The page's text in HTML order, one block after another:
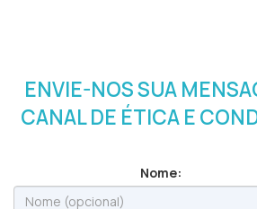
ENVIE-NOS SUA
CANAL DE ÉTICA E
Nome: